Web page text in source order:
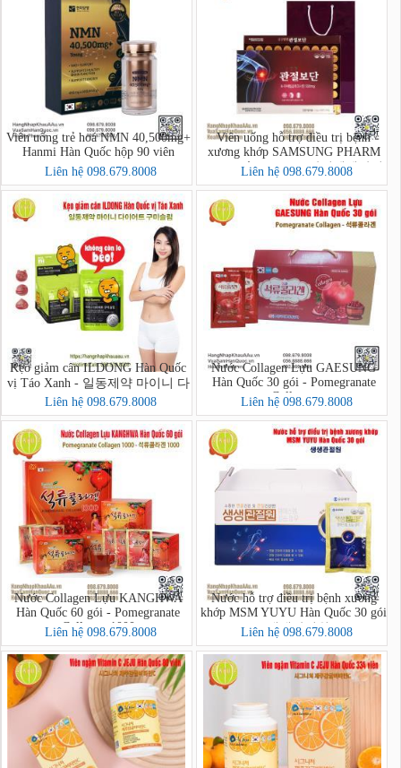
Viên uống trẻ hoá NMN 40,500mg+
Hanmi Hàn Quốc hộp 90 viên
Liên hệ 098.679.8008
Viên uống hỗ trợ điều trị bệnh
xương khớp SAMSUNG PHARM
Hàn Quốc 60 viên - 삼성쌩쌩관절
보단 60환
Liên hệ 098.679.8008
Kẹo giảm cân ILDONG Hàn Quốc
vị Táo Xanh - 일동제약 마이니 다
이어트 구미슬림
Liên hệ 098.679.8008
Nước Collagen Lựu GAESUNG
Hàn Quốc 30 gói - Pomegranate
Collagen
Liên hệ 098.679.8008
Nước Collagen Lựu KANGHWA
Hàn Quốc 60 gói - Pomegranate
Collagen 1000
Liên hệ 098.679.8008
Nước hỗ trợ điều trị bệnh xương
khớp MSM YUYU Hàn Quốc 30 gói
- 생생관절원
Liên hệ 098.679.8008